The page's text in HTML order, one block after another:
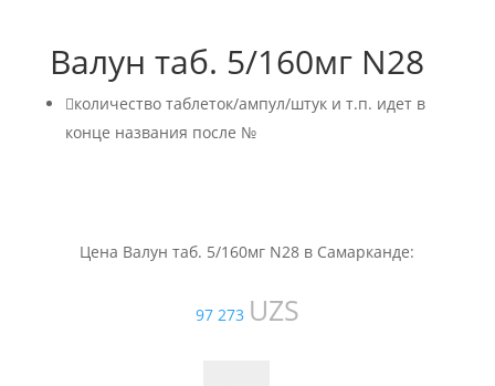
Валун таб. 5/160мг N28
количество таблеток/ампул/штук и т.п. идет в
конце названия после №
Цена Валун таб. 5/160мг N28 в Самарканде:
97 273 UZS